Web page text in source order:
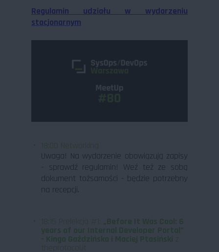
Regulamin udziału w wydarzeniu
stacjonarnym
Uwaga! Na wydarzenie obowiązują zapisy
- sprawdź regulamin! Weź też ze sobą
dokument tożsamości - będzie potrzebny
na recepcji.